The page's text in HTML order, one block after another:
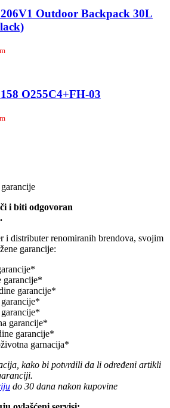
Outdoor Backpack 30L
O255C4+FH-03
i biti odgovoran
i distributer renomiranih brendova, svojim
garancije:
garancije*
garancije*
garancije*
garancije*
garnacija*
kako bi potvrdili da li određeni artikli
do 30 dana nakon kupovine